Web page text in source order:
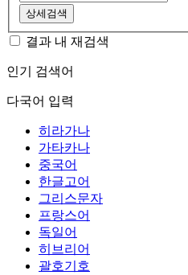
상세검색
결과 내 재검색
인기 검색어
다국어 입력
히라가나
가타카나
중국어
한글고어
그리스문자
프랑스어
독일어
히브리어
괄호기호